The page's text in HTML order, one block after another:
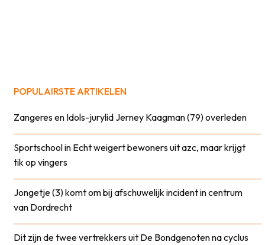
POPULAIRSTE ARTIKELEN
Zangeres en Idols-jurylid Jerney Kaagman (79) overleden
Sportschool in Echt weigert bewoners uit azc, maar krijgt
tik op vingers
Jongetje (3) komt om bij afschuwelijk incident in centrum
van Dordrecht
Dit zijn de twee vertrekkers uit De Bondgenoten na cyclus